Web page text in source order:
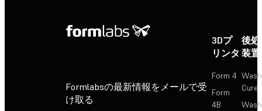
Formlabsの最新情報をメールで受
け取る
3Dプ
リンタ
Form 4
Form
4B
後
装置
Cure